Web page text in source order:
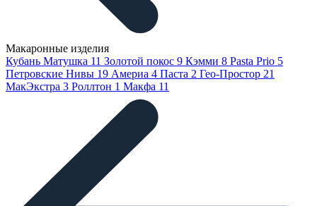
Макаронные изделия
Кубань Матушка 11 Золотой покос 9 Кэмми 8 Pasta Prio 5
Петровские Нивы 19 Америа 4 Паста 2 Гео-Простор 21
МакЭкстра 3 Роллтон 1 Макфа 11